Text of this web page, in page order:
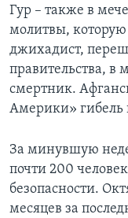
Гур – также в
молитвы,
джихадист,
правительства, в
смертник.
Америки» гибель
За минувшую
почти 200
безопасности.
месяцев за